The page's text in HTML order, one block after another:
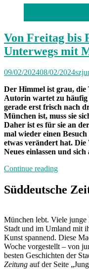
Von Freitag bis
Unterwegs mit
09/02/202408/02/2024
Der Himmel ist grau,
Autorin wartet zu häufig
gerade erst frisch nach
München ist, muss sie
Daher ist es für sie an
mal wieder einen
etwas verändert hat. Die
Neues einlassen und
Continue reading„Von
bis
Freitag
mit
Marla“
Süddeutsche
München lebt. Viele junge
Stadt und im Umland mit
Kunst spannend. Diese
Woche vorgestellt – von
besten Geschichten der
Zeitung auf der Seite